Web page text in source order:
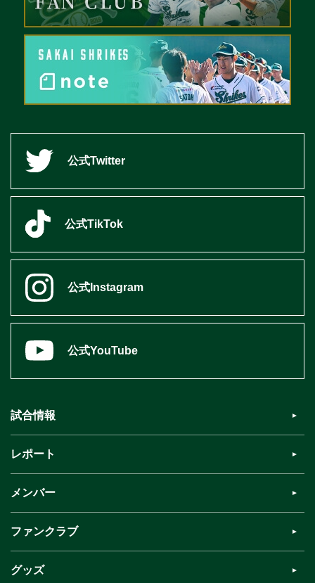
公式Twitter
公式TikTok
公式Instagram
公式YouTube
試合情報
レポート
メンバー
ファンクラブ
グッズ